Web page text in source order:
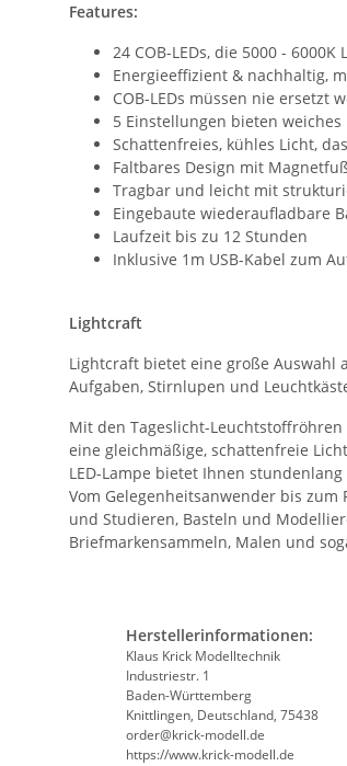
Features:
24 COB-LEDs, die 5000 - 6000K
Energieeffizient & nachhaltig,
COB-LEDs müssen nie ersetzt
5 Einstellungen bieten
Schattenfreies, kühles Licht,
Faltbares Design mit Magnetfuß
Tragbar und leicht mit
Eingebaute wiederaufladbare
Laufzeit bis zu 12 Stunden
Inklusive 1m USB-Kabel zum
Lightcraft
Lightcraft bietet eine große Auswahl
Aufgaben, Stirnlupen und
Mit den Tageslicht-
eine gleichmäßige, schattenfreie
LED-Lampe bietet Ihnen
Vom Gelegenheitsanwender bis
und Studieren, Basteln und
Briefmarkensammeln, Malen und
Herstellerinformationen:
Klaus Krick Modelltechnik
Industriestr. 1
Baden-Württemberg
Knittlingen, Deutschland, 75438
order@krick-modell.de
https://www.krick-modell.de